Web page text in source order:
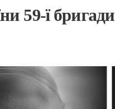
59-ї бригади